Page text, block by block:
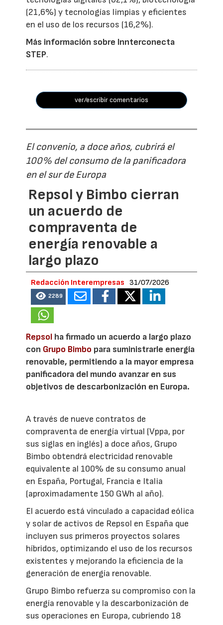
(21,6%) y tecnologías limpias y eficientes
en el uso de los recursos (16,2%).
Más información sobre Innterconecta
STEP.
ver/escribir comentarios
El convenio, a doce años, cubrirá el
100% del consumo de la panificadora
en el sur de Europa
Repsol y Bimbo cierran
un acuerdo de
compraventa de
energía renovable a
largo plazo
Redacción Interempresas 31/07/2026
2289
Repsol ha firmado un acuerdo a largo plazo
con Grupo Bimbo para suministrarle energía
renovable, permitiendo a la mayor empresa
panificadora del mundo avanzar en sus
objetivos de descarbonización en Europa.
A través de nueve contratos de
compraventa de energía virtual (Vppa, por
sus siglas en inglés) a doce años, Grupo
Bimbo obtendrá electricidad renovable
equivalente al 100% de su consumo anual
en España, Portugal, Francia e Italia
(aproximadamente 150 GWh al año).
El acuerdo está vinculado a capacidad eólica
y solar de activos de Repsol en España que
incluyen sus primeros proyectos solares
híbridos, optimizando el uso de los recursos
existentes y mejorando la eficiencia de la
generación de energía renovable.
Grupo Bimbo refuerza su compromiso con la
energía renovable y la descarbonización de
sus operaciones en Europa, cubriendo 18